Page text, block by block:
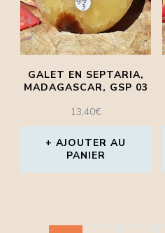
GALET EN SEPTARIA,
MADAGASCAR, GSP 03
13,40€
AJOUTER AU
PANIER